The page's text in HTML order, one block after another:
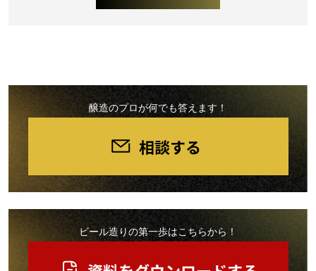
醸造のプロが何でも答えます！
ビール造りの第一歩はこちらから！